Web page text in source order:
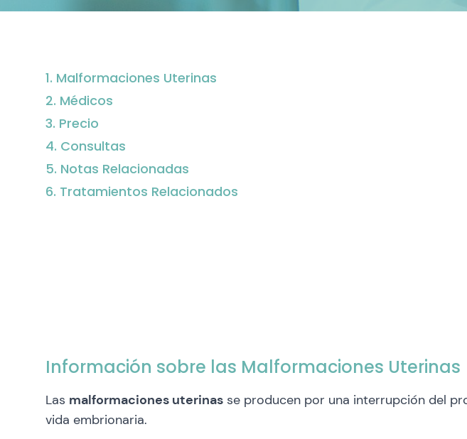
Malformaciones Uterinas
Médicos
Precio
Consultas
Notas Relacionadas
Tratamientos Relacionados
Información sobre las Malformaciones Uterinas
Las malformaciones uterinas se producen por una interrupción del
vida embrionaria.